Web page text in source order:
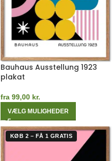
Bauhaus Ausstellung 1923
plakat
fra 99,00 kr.
VÆLG MULIGHEDER
KØB 2 – FÅ 1 GRATIS